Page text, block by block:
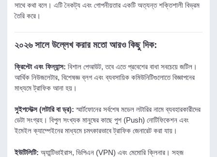
সাথে কথা বলে। এটি নৈকট্য এবং গোপনীয়তার একটি অত্যন্ত শক্তিশালী বিভ্রম
তৈরি করে।
২০২৬ সালে উল্লেখ করার মতো আরও কিছু দিক:
ক্রিপ্টো এবং ফিন্যান্স: বিশাল পেআউট, তবে এতে প্রবেশের বাধা সবচেয়ে জটিল।
আর্থিক নিউজলেটার, বিশেষজ্ঞ ব্লগ এবং ব্যবসায়িক কমিউনিটিগুলোতে বিজ্ঞাপনের
মাধ্যমে ট্রাফিক আনা হয়।
সুইপস্টেক্স (লটারি বা ড্র): স্মার্টফোনের সর্বশেষ মডেল লটারির নামে ব্যবহারকারীদের
ডেটা সংগ্রহ। বিপুল সংখ্যক মানুষের কাছে পুশ (Push) নোটিফিকেশন এবং
ইমেইল ক্যাম্পেইনের মাধ্যমে চমৎকারভাবে ট্রাফিক জেনারেট করা যায়।
ইউটিলিটি: অ্যান্টিভাইরাস, ভিপিএন (VPN) এবং মেমোরি ক্লিনার। সহজ